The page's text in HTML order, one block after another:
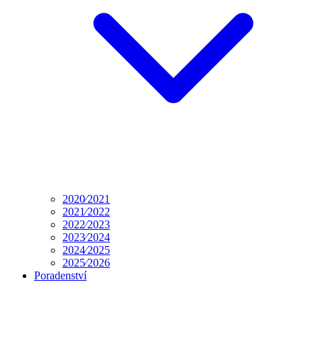
2020⁄2021
2021⁄2022
2022⁄2023
2023⁄2024
2024⁄2025
2025⁄2026
Poradenství